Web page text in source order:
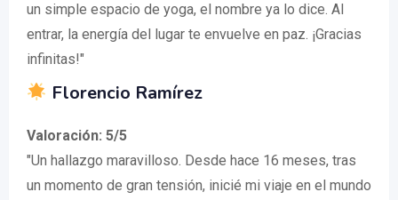
un simple espacio de yoga, el nombre ya lo dice. Al
entrar, la energía del lugar te envuelve en paz. ¡Gracias
infinitas!"
Florencio Ramírez
Valoración: 5/5
"Un hallazgo maravilloso. Desde hace 16 meses, tras
un momento de gran tensión, inicié mi viaje en el mundo